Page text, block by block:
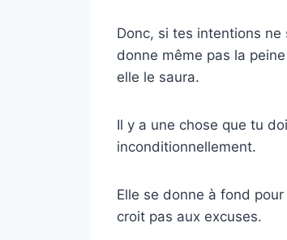
Donc, si tes intentions ne
donne même pas la
elle le saura.
Il y a une chose que tu
inconditionnellement.
Elle se donne à fond
croit pas aux excuses.